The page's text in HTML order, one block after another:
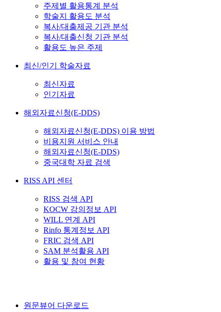
주제별 활용통계 분석
학술지 활용도 분석
복사/대출제공 기관 분석
복사/대출신청 기관 분석
활용도 높은 주제
최신/인기 학술자료
최신자료
인기자료
해외자료신청(E-DDS)
해외자료신청(E-DDS) 이용 방법
비용지원 서비스 안내
해외자료신청(E-DDS)
중국대학 자료 검색
RISS API 센터
RISS 검색 API
KOCW 강의정보 API
WILL 연계 API
Rinfo 통계정보 API
FRIC 검색 API
SAM 분석활용 API
활용 및 참여 현황
원문뷰어 다운로드